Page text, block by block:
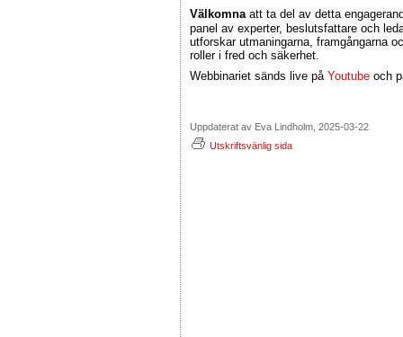
Välkomna att ta del av detta
panel av experter, beslutsfattare och
utforskar utmaningarna, framgångarna
roller i fred och säkerhet.
Webbinariet sänds live på Youtube och
Uppdaterat av Eva Lindholm, 2025-03-22
Utskriftsvänlig sida